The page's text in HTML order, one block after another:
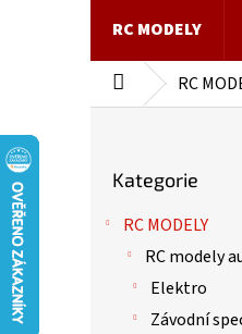
RC MODELY
Domů RC
kategorie
Kategorie
RC MODELY
RC modely
Elektro
Závodní